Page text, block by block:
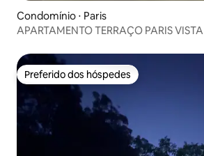
Condomínio ⋅ Paris
APARTAMENTO TERRAÇO PARIS VISTA
Preferido dos hóspedes
Preferido dos hóspedes